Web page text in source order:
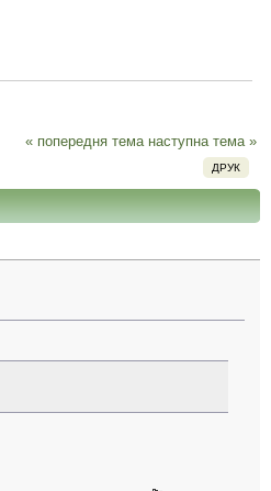
« попередня тема наступна тема »
ДРУК